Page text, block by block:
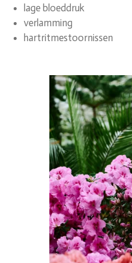
lage bloeddruk
verlamming
hartritmestoornissen